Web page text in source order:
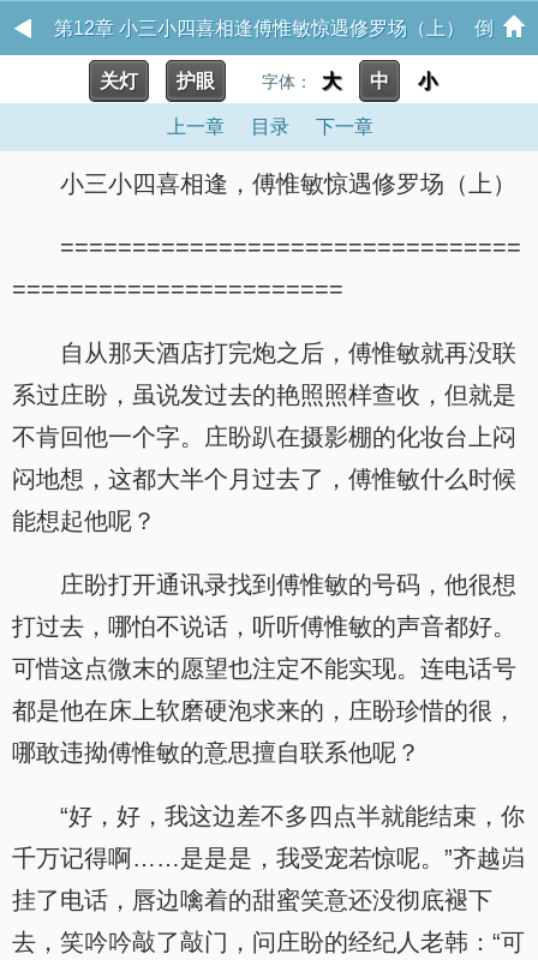
第12章 小三小四喜相逢傅惟敏惊遇修罗场（上） 倒
驾慈航
关灯 护眼 字体： 大 中 小
上一章 目录 下一章
小三小四喜相逢，傅惟敏惊遇修罗场（上）
================================
=======================
自从那天酒店打完炮之后，傅惟敏就再没联
系过庄盼，虽说发过去的艳照照样查收，但就是
不肯回他一个字。庄盼趴在摄影棚的化妆台上闷
闷地想，这都大半个月过去了，傅惟敏什么时候
能想起他呢？
庄盼打开通讯录找到傅惟敏的号码，他很想
打过去，哪怕不说话，听听傅惟敏的声音都好。
可惜这点微末的愿望也注定不能实现。连电话号
都是他在床上软磨硬泡求来的，庄盼珍惜的很，
哪敢违拗傅惟敏的意思擅自联系他呢？
“好，好，我这边差不多四点半就能结束，你
千万记得啊……是是是，我受宠若惊呢。”齐越岿
挂了电话，唇边噙着的甜蜜笑意还没彻底褪下
去，笑吟吟敲了敲门，问庄盼的经纪人老韩：“可